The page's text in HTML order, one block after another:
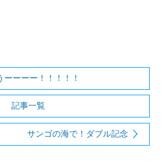
ーーー！！！！！
記事一覧
サンゴの海で！ダブル記念